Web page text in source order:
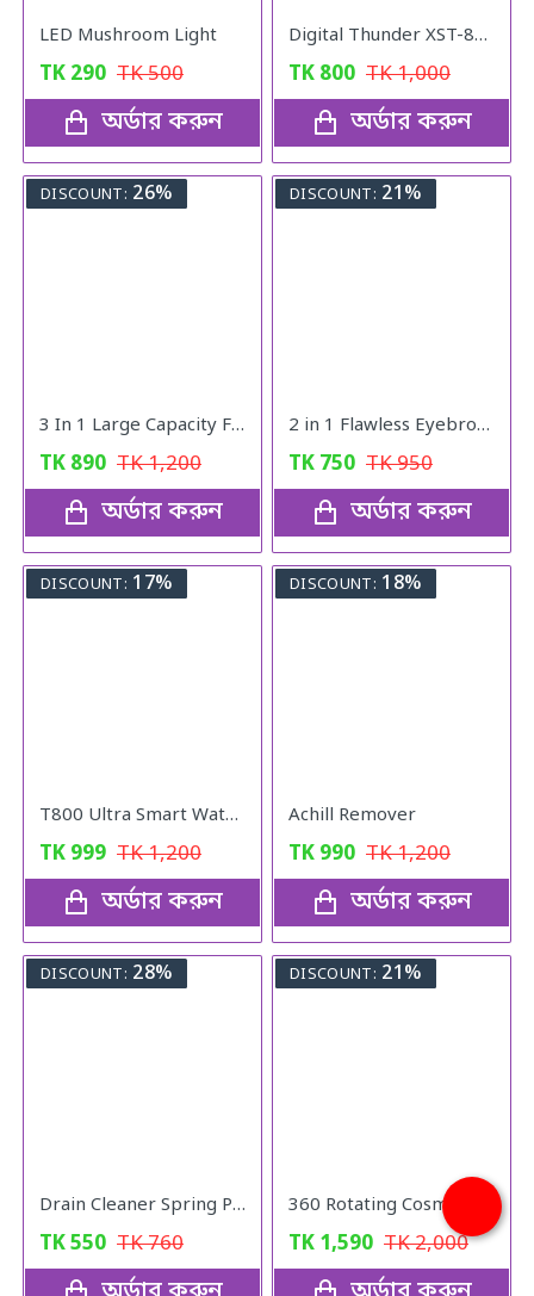
LED Mushroom Light
TK 290 TK500
অর্ডার করুন
Digital Thunder XST-836, Rechargeable Waterproof Torch FlashLight
TK 800 TK1,000
অর্ডার করুন
DISCOUNT: 26%
3 In 1 Large Capacity Foldable Travel Bag pink
TK 890 TK1,200
অর্ডার করুন
DISCOUNT: 21%
2 in 1 Flawless Eyebrow Hair Remover Stylish & Fashionable Rechargeable Facial Hair Trimmer for Women Painless
TK 750 TK950
অর্ডার করুন
DISCOUNT: 17%
T800 Ultra Smart Wathch (black)
TK 999 TK1,200
অর্ডার করুন
DISCOUNT: 18%
Achill Remover
TK 990 TK1,200
অর্ডার করুন
DISCOUNT: 28%
Drain Cleaner Spring Pipe
TK550 TK760
DISCOUNT: 21%
TK 1,590 TK2,000